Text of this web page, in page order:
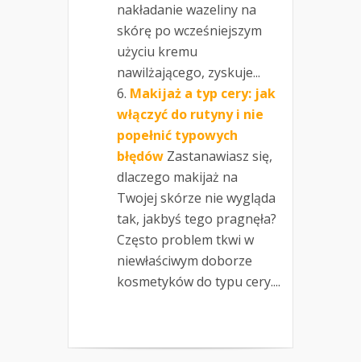
nakładanie wazeliny na
skórę po wcześniejszym
użyciu kremu
nawilżającego, zyskuje...
Makijaż a typ cery: jak
włączyć do rutyny i nie
popełnić typowych
błędów Zastanawiasz się,
dlaczego makijaż na
Twojej skórze nie wygląda
tak, jakbyś tego pragnęła?
Często problem tkwi w
niewłaściwym doborze
kosmetyków do typu cery....